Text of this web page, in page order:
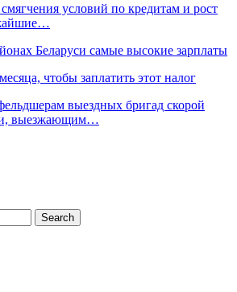
условий по кредитам и рост
Беларуси самые высокие зарплаты
чтобы заплатить этот налог
выездных бригад скорой
выезжающим…